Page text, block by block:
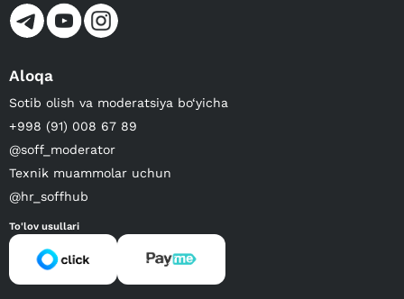
Aloqa
Sotib olish va moderatsiya bo‘yicha
+998 (91) 008 67 89
@soff_moderator
Texnik muammolar uchun
@hr_soffhub
To'lov usullari